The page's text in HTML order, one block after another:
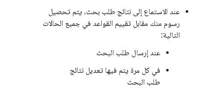
عند الاستماع إلى نتائج طلب بحث، يتم تحصيل
رسوم منك مقابل تقييم القواعد في جميع الحالات
التالية:
عند إرسال طلب البحث
في كل مرة يتم فيها تعديل نتائج
طلب البحث